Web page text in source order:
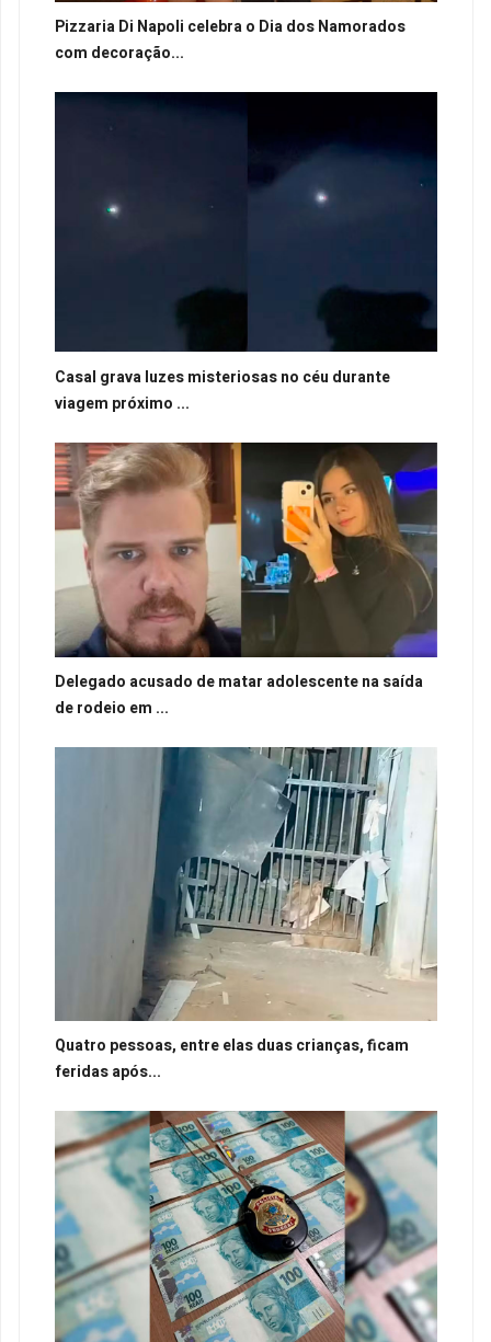
Pizzaria Di Napoli celebra o Dia dos Namorados
com decoração...
Casal grava luzes misteriosas no céu durante
viagem próximo ...
Delegado acusado de matar adolescente na saída
de rodeio em ...
Quatro pessoas, entre elas duas crianças, ficam
feridas após...